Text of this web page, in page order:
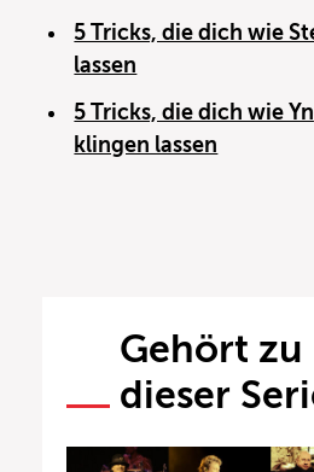
5 Tricks, die dich wie
lassen
5 Tricks, die dich wie
klingen lassen
Gehört zu
dieser